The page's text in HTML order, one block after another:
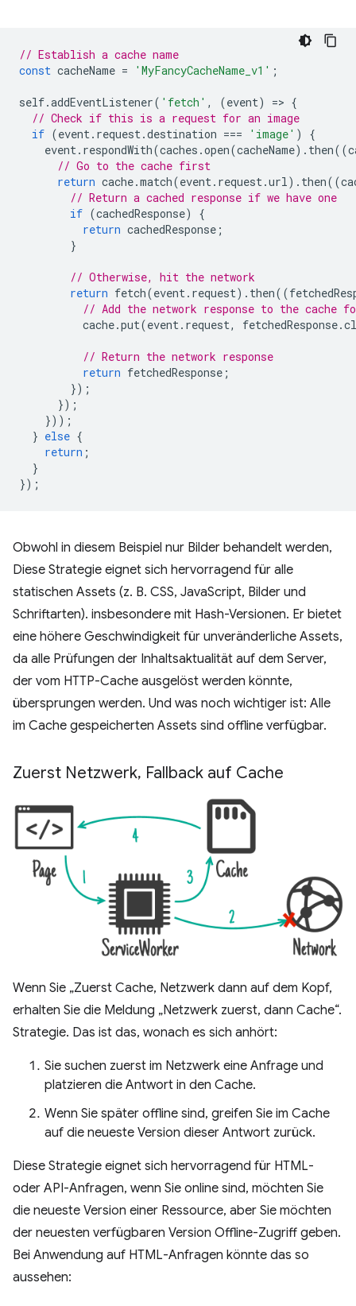
// Establish a cache name
const cacheName = 'MyFancyCacheName_v1' ;
self.addEventListener( 'fetch' , (event) => {
// Check if this is a request for an image
if (event . request .destination === 'image' )
{
event . respondWith(caches .open(cacheName). then((
// Go to the cache first
return cache.match(event . request .url ). then((
// Return a cached response if we have one
if (cachedResponse)
{
return cachedResponse ;
}
// Otherwise, hit the network
return fetch(event . request). then((
// Add the network response to the
cache.put(event . request, fetchedResponse.
// Return the network response
return fetchedResponse ;
});
});
}));
} else {
return ;
}
});
Obwohl in diesem Beispiel nur Bilder behandelt werden,
Diese Strategie eignet sich hervorragend für alle
statischen Assets (z. B. CSS, JavaScript, Bilder und
Schriftarten). insbesondere mit Hash-Versionen. Er bietet
eine höhere Geschwindigkeit für unveränderliche Assets,
da alle Prüfungen der Inhaltsaktualität auf dem Server,
der vom HTTP-Cache ausgelöst werden könnte,
übersprungen werden. Und was noch wichtiger ist: Alle
im Cache gespeicherten Assets sind offline verfügbar.
Zuerst Netzwerk, Fallback auf Cache
Wenn Sie „Zuerst Cache, Netzwerk dann auf dem Kopf,
erhalten Sie die Meldung „Netzwerk zuerst, dann Cache“.
Strategie. Das ist das, wonach es sich anhört:
Sie suchen zuerst im Netzwerk eine Anfrage und
platzieren die Antwort in den Cache.
Wenn Sie später offline sind, greifen Sie im Cache
auf die neueste Version dieser Antwort zurück.
Diese Strategie eignet sich hervorragend für HTML-
oder API-Anfragen, wenn Sie online sind, möchten Sie
die neueste Version einer Ressource, aber Sie möchten
der neuesten verfügbaren Version Offline-Zugriff geben.
Bei Anwendung auf HTML-Anfragen könnte das so
aussehen: